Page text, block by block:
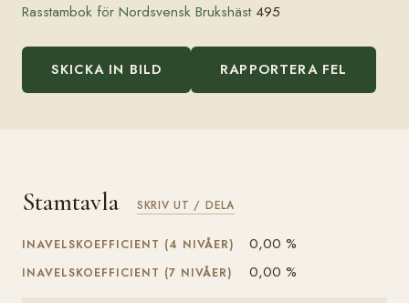
Rasstambok för Nordsvensk Brukshäst495
SKICKA IN BILD RAPPORTERA FEL
Stamtavla SKRIV UT / DELA
INAVELSKOEFFICIENT (4 NIVÅER) 0,00 %
INAVELSKOEFFICIENT (7 NIVÅER) 0,00 %